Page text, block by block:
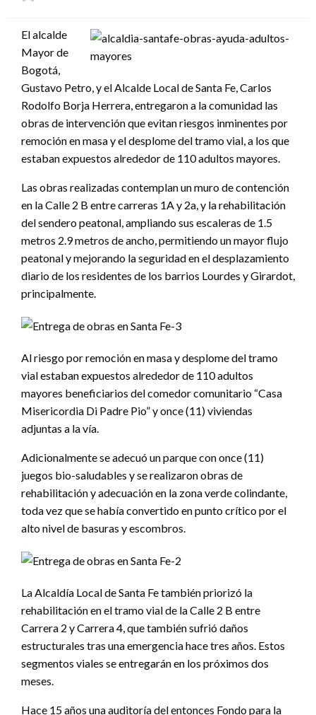
El alcalde
Mayor de
Bogotá,
Gustavo Petro, y el Alcalde Local de Santa Fe, Carlos
Rodolfo Borja Herrera, entregaron a la comunidad las
obras de intervención que evitan riesgos inminentes por
remoción en masa y el desplome del tramo vial, a los que
estaban expuestos alrededor de 110 adultos mayores.
Las obras realizadas contemplan un muro de contención
en la Calle 2 B entre carreras 1A y 2a, y la rehabilitación
del sendero peatonal, ampliando sus escaleras de 1.5
metros 2.9 metros de ancho, permitiendo un mayor flujo
peatonal y mejorando la seguridad en el desplazamiento
diario de los residentes de los barrios Lourdes y Girardot,
principalmente.
Al riesgo por remoción en masa y desplome del tramo
vial estaban expuestos alrededor de 110 adultos
mayores beneficiarios del comedor comunitario “Casa
Misericordia Di Padre Pio” y once (11) viviendas
adjuntas a la vía.
Adicionalmente se adecuó un parque con once (11)
juegos bio-saludables y se realizaron obras de
rehabilitación y adecuación en la zona verde colindante,
toda vez que se había convertido en punto crítico por el
alto nivel de basuras y escombros.
La Alcaldía Local de Santa Fe también priorizó la
rehabilitación en el tramo vial de la Calle 2 B entre
Carrera 2 y Carrera 4, que también sufrió daños
estructurales tras una emergencia hace tres años. Estos
segmentos viales se entregarán en los próximos dos
meses.
Hace 15 años una auditoría del entonces Fondo para la